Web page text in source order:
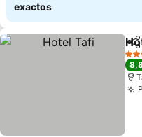
exactos
3